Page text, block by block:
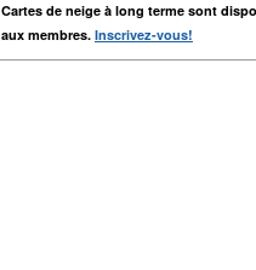
Cartes de neige à long terme sont
aux membres. Inscrivez-vous!